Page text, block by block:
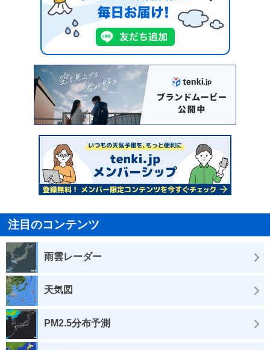
注目のコンテンツ
雨雲レーダー
天気図
PM2.5分布予測